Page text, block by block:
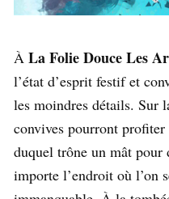
À La Folie Douce Les
l’état d’esprit festif et
les moindres détails. Sur
convives pourront profiter
duquel trône un mât pour
importe l’endroit où l’on